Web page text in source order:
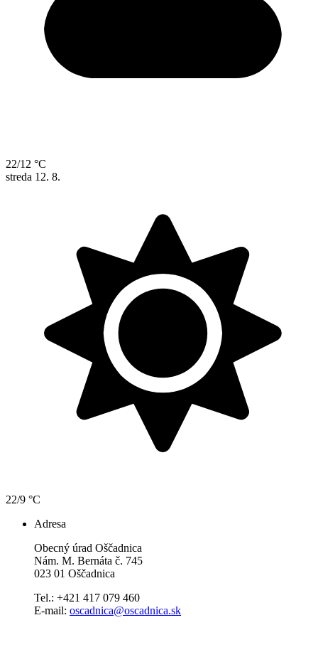
22/12 °C
streda 12. 8.
22/9 °C
Adresa
Obecný úrad Oščadnica
Nám. M. Bernáta č. 745
023 01 Oščadnica
Tel.: +421 417 079 460
E-mail: oscadnica@oscadnica.sk